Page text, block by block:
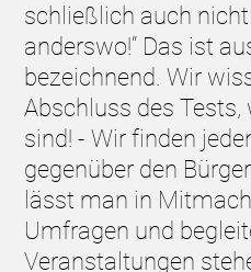
schließlich auch
anderswo!“ Das ist
bezeichnend. Wir
Abschluss des Tests,
sind! - Wir finden
gegenüber den
lässt man in
Umfragen und
Veranstaltungen